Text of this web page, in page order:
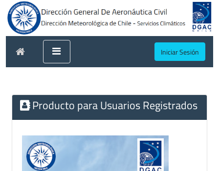
Iniciar Sesión
Producto para Usuarios Registrados